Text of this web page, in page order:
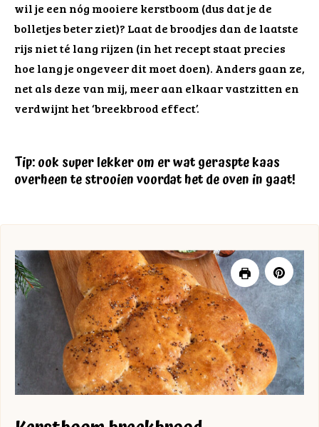
wil je een nóg mooiere kerstboom (dus dat je de
bolletjes beter ziet)? Laat de broodjes dan de laatste
rijs niet té lang rijzen (in het recept staat precies
hoe lang je ongeveer dit moet doen). Anders gaan ze,
net als deze van mij, meer aan elkaar vastzitten en
verdwijnt het ‘breekbrood effect’.
Tip: ook super lekker om er wat geraspte kaas
overheen te strooien voordat het de oven in gaat!